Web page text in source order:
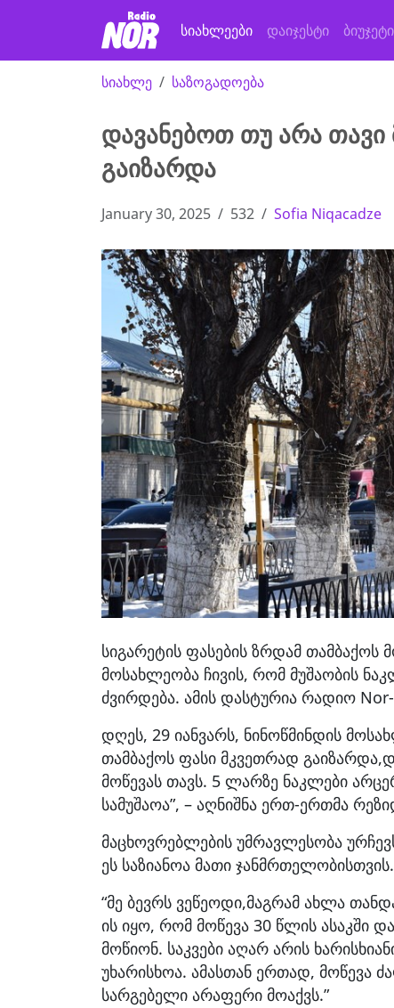
სიახლეები დაიჯესტი ბიუჯეტი
სიახლე საზოგადოება
დავანებოთ თუ არა თავი
გაიზარდა
January 30, 2025 532 Sofia Niqacadze
სიგარეტის ფასების ზრდამ თამბაქოს
მოსახლეობა ჩივის, რომ მუშაობის
ძვირდება. ამის დასტურია რადიო
დღეს, 29 იანვარს, ნინოწმინდის
თამბაქოს ფასი მკვეთრად
მოწევას თავს. 5 ლარზე ნაკლები
სამუშაოა”, – აღნიშნა ერთ-ერთმა
მაცხოვრებლების უმრავლესობა
ეს საზიანოა მათი ჯანმრთელობისთვის.
“მე ბევრს ვეწეოდი,მაგრამ ახლა
ის იყო, რომ მოწევა 30 წლის ასაკში
მოწიონ. საკვები აღარ არის
უხარისხოა. ამასთან ერთად, მოწევა
სარგებელი არაფერი მოაქვს.”